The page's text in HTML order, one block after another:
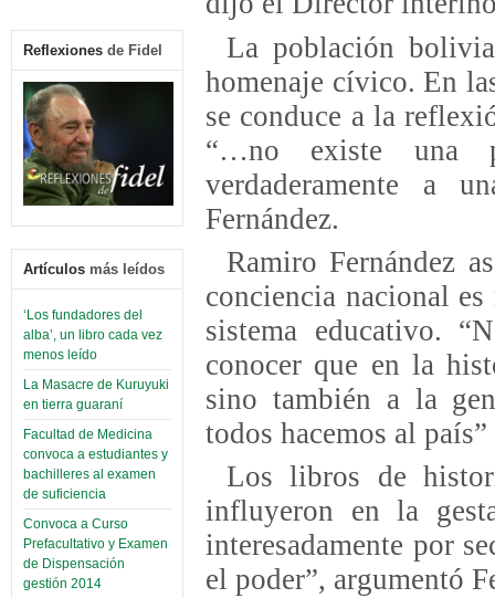
Reflexiones de Fidel
Artículos más leídos
‘Los fundadores del
alba’, un libro cada vez
menos leído
La Masacre de Kuruyuki
en tierra guaraní
Facultad de Medicina
convoca a estudiantes y
bachilleres al examen
de suficiencia
Convoca a Curso
Prefacultativo y Examen
de Dispensación
gestión 2014
La población
homenaje cívico. En
se conduce a la
“…no existe una
verdaderamente a
Fernández.
Ramiro Fernández
conciencia nacional
sistema educativo.
conocer que en la
sino también a la
todos hacemos al país”
Los libros de
influyeron en la
interesadamente por
el poder”, argumentó